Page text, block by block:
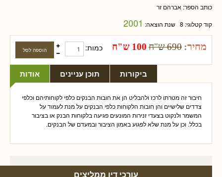
כותב הספר: אברהם זר
קוד קטלוגי: 8 שנת הוצאה: 2001
מחיר: 690 ש"ח 100 ש"ח כמות:
אודות תוכן עניינים ביקורות
חיבור זה מטרתו לרכז ולהבליט הן את חובות הבנקים כלפי לקוחותיהם וכלפי
צדדים שלישיים והן חובות הלקוחות כלפי הבנקים על מנת לעמוד על
המשמר ולנקוט בצעדי זנירות המונעים פגיעה בלקוחות הבנק או בציבור
בכלל. וכן על מנת שלא לפגוע באמון הציבור ובמעדם של הבנקים.
עורכי דין ממליצים